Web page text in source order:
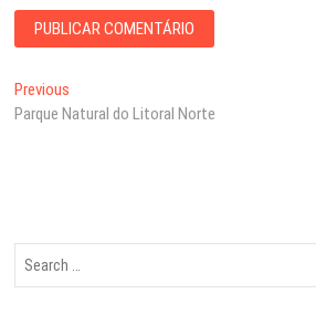
Navegação
de
Previous
post:
Parque Natural do Litoral Norte